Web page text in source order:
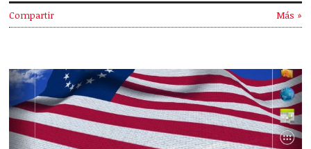
Compartir Más »